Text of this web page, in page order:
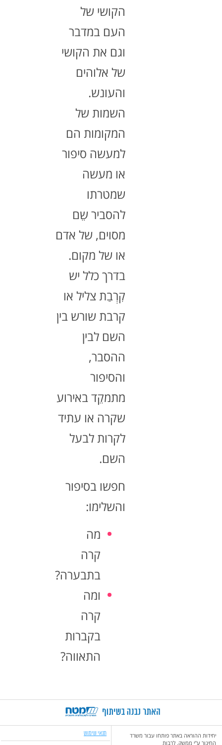
הקושי של
העם במדבר
וגם את הקושי
של אלוהים
והעונש.
השמות של
המקומות הם
למעשה סיפור
או מעשה
שמטרתו
להסביר שֵם
מסוים, של אדם
או של מקום.
בדרך כלל יש
קִרְבַת צליל או
קרבת שורש בין
השם לבין
ההסבר,
והסיפור
מתמקֵד באירוע
שקרה או עתיד
לקרות לבעל
השם.
חפשו בסיפור
והשלימו:
מה
קרה
בתבערה?
ומה
קרה
בקברות
התאווה?
יחידות ההוראה באתר פותחו עבור משרד
החינוך ע"י ממשק, לרבות
תנאי שימוש